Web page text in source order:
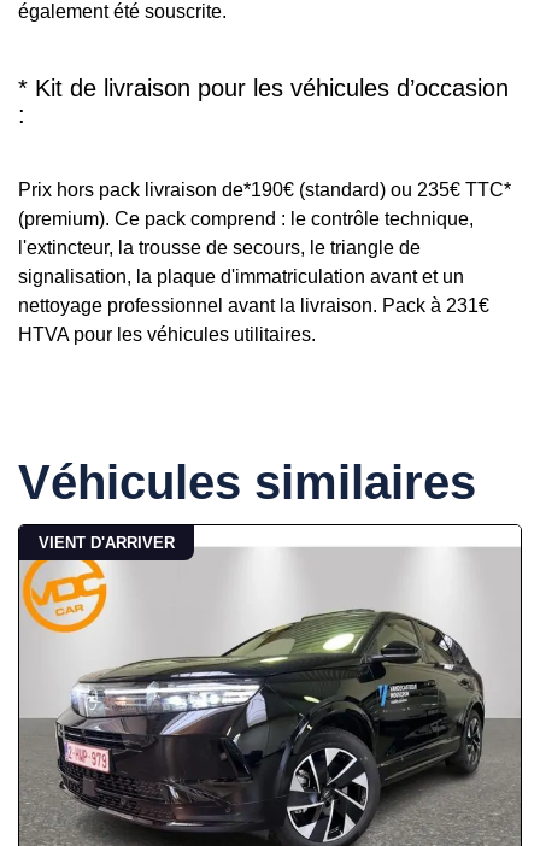
également été souscrite.
* Kit de livraison pour les véhicules d’occasion
:
Prix hors pack livraison de*190€ (standard) ou 235€ TTC*
(premium). Ce pack comprend : le contrôle technique,
l'extincteur, la trousse de secours, le triangle de
signalisation, la plaque d'immatriculation avant et un
nettoyage professionnel avant la livraison. Pack à 231€
HTVA pour les véhicules utilitaires.
Véhicules similaires
VIENT D'ARRIVER